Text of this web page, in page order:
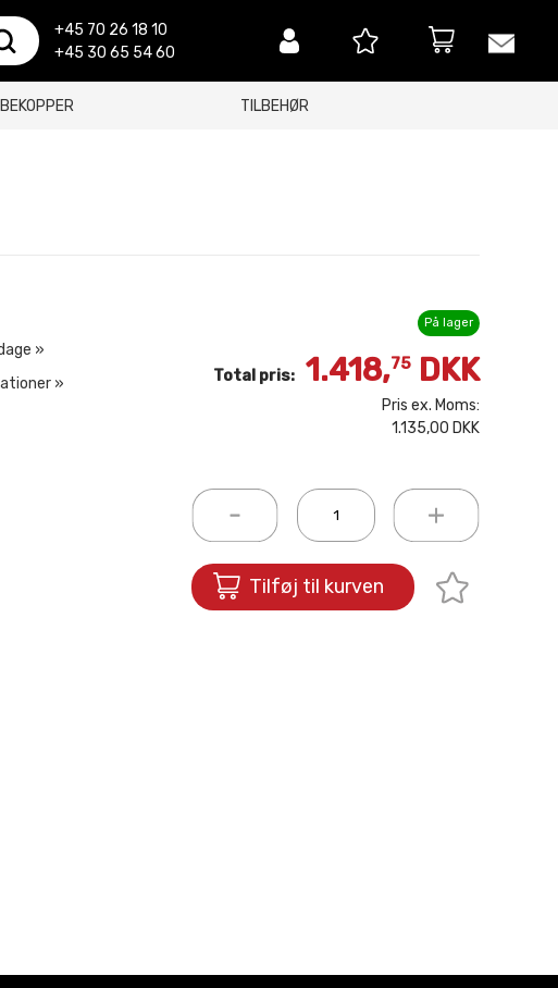
+45 70 26 18 10
+45 30 65 54 60
TILBEHØR
»
»
På lager
Total pris: 1.418,75 DKK
Pris ex. Moms:
1.135,00 DKK
Tilføj til kurven